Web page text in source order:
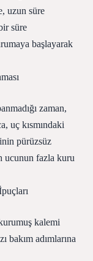
uzun süre
süre
başlayarak
zaman,
uç kısmındaki
pürüzsüz
ucunun fazla kuru
kalemi
bakım adımlarına